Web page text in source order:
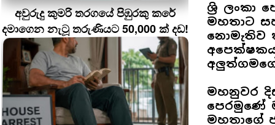
අවුරුදු කුමරි තරගයේ පිඹුරකු කරේ
දමාගෙන නැටූ තරුණියට 50,000 ක් දඩ!
ශ්‍රි ලංකා
මහතාට
නොමැතිව
මහනුවර
පෙරමුණේ
මහතාගේ